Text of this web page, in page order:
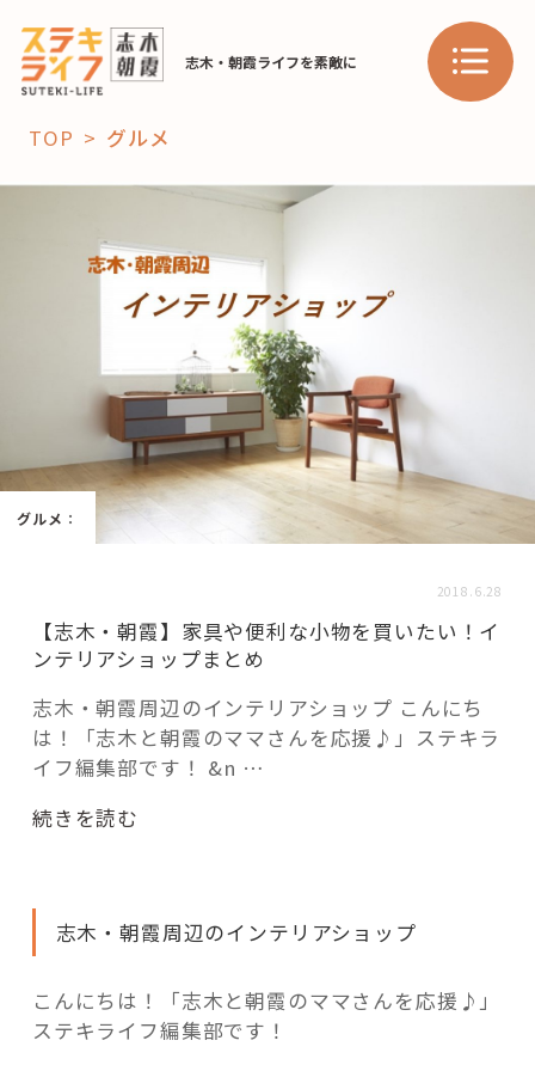
志木・朝霞ライフを素敵に
「コト」
子育て
おすすめ
スポット
「場」
HAREL HAREL
活用事例
「モノ」
fleXe リノベ事例
「ひと」
コーディネーター紹介
これからの暮らし 住み替え相談
TOP グルメ
グルメ ：
2018.6.28
【志木・朝霞】家具や便利な小物を買いたい！イ
ンテリアショップまとめ
志木・朝霞周辺のインテリアショップ こんにち
は！「志木と朝霞のママさんを応援♪」ステキラ
イフ編集部です！ &n …
“【志
霞】
具
や
便
続きを読む
志木・朝霞周辺のインテリアショップ
こんにちは！「志木と朝霞のママさんを応援♪」
ステキライフ編集部です！